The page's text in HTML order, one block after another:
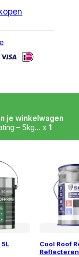
je winkelwagen
– 5kg... x1
Cool Roof